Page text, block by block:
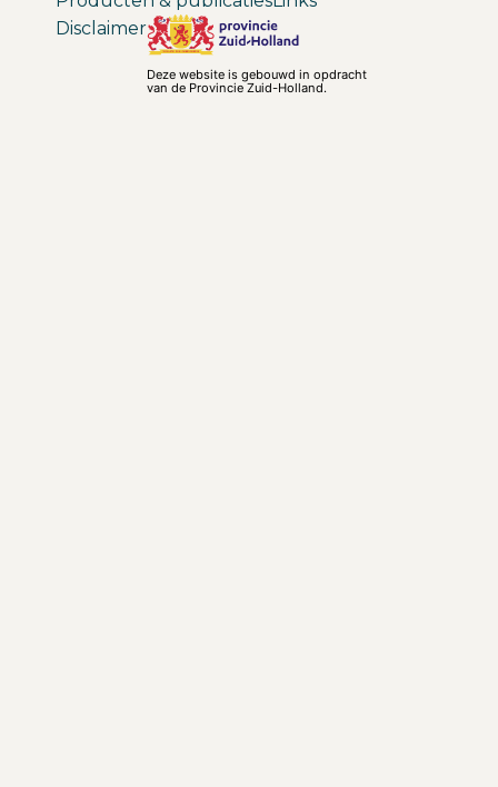
Disclaimer
Deze website is gebouwd in opdracht
van de Provincie Zuid-Holland.